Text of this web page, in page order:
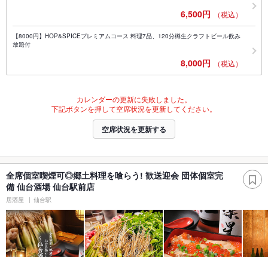
6,500円 （税込）
【8000円】HOP&SPICEプレミアムコース 料理7品、120分樽生クラフトビール飲み
放題付
8,000円 （税込）
カレンダーの更新に失敗しました。
下記ボタンを押して空席状況を更新してください。
空席状況を更新する
全席個室喫煙可◎郷土料理を喰らう! 歓送迎会 団体個室完
備 仙台酒場 仙台駅前店
居酒屋 仙台駅